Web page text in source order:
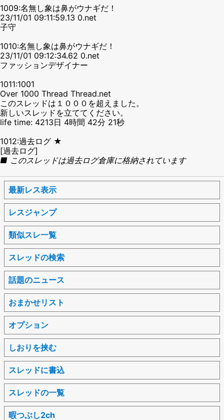
1009:名無し象は鼻がウナギだ！
23/11/01 09:11:59.13 0.net
子守
1010:名無し象は鼻がウナギだ！
23/11/01 09:12:34.62 0.net
ファッションデザイナー
1011:1001
Over 1000 Thread Thread.net
このスレッドは１０００を超えました。
新しいスレッドを立ててください。
life time: 4213日 4時間 42分 21秒
1012:過去ログ ★
[過去ログ]
■ このスレッドは過去ログ倉庫に格納されています
最新レス表示
レスジャンプ
類似スレ一覧
スレッドの検索
話題のニュース
おまかせリスト
オプション
しおりを挟む
スレッドに書込
スレッドの一覧
暇つぶし2ch